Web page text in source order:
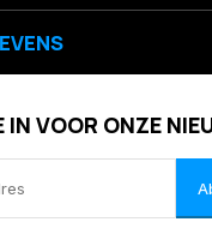
IN VOOR ONZE